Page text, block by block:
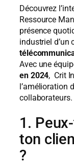
Découvrez
Ressource
présence
industriel d’un
Avec une
en 2024, Crit
l’amélioration
collaborateurs.
1.
ton
?